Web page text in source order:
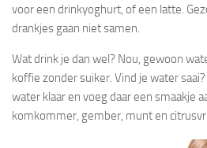
voor een drinkyoghurt, of een latte.
drankjes gaan niet samen.
Wat drink je dan wel? Nou, gewoon
koffie zonder suiker. Vind je water
water klaar en voeg daar een smaakje
komkommer, gember, munt en